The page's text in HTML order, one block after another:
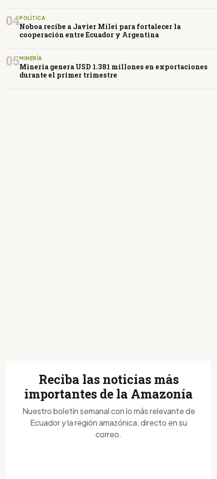
04POLÍTICA
Noboa recibe a Javier Milei para fortalecer la
cooperación entre Ecuador y Argentina
05 MINERÍA
Minería genera USD 1.381 millones en exportaciones
durante el primer trimestre
Reciba las noticias más
importantes de la Amazonía
Nuestro boletín semanal con lo más relevante de
Ecuador y la región amazónica, directo en su
correo.